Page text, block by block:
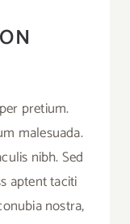
pretium.
malesuada.
nibh. Sed
aptent taciti
nostra,